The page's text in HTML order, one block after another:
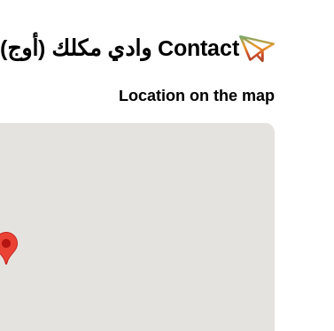
Contact وادي مكلك (أوج)
Location on the map